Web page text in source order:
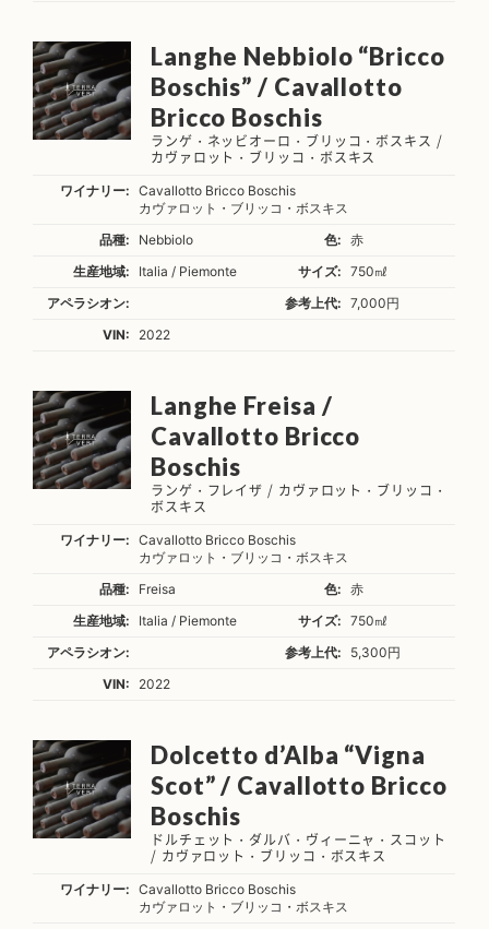
Langhe Nebbiolo “Bricco
Boschis” / Cavallotto
Bricco Boschis
ランゲ・ネッビオーロ・ブリッコ・ボスキス /
カヴァロット・ブリッコ・ボスキス
ワイナリー:
Cavallotto Bricco Boschis
カヴァロット・ブリッコ・ボスキス
品種:
Nebbiolo 色:
赤
生産地域:
Italia / Piemonte サイズ:
750㎖
アペラシオン:
参考上代:
7,000円
VIN:
2022
Langhe Freisa /
Cavallotto Bricco
Boschis
ランゲ・フレイザ / カヴァロット・ブリッコ・
ボスキス
ワイナリー:
Cavallotto Bricco Boschis
カヴァロット・ブリッコ・ボスキス
品種:
Freisa 色:
赤
生産地域:
Italia / Piemonte サイズ:
750㎖
アペラシオン:
参考上代:
5,300円
VIN:
2022
Dolcetto d’Alba “Vigna
Scot” / Cavallotto Bricco
Boschis
ドルチェット・ダルバ・ヴィーニャ・スコット
/ カヴァロット・ブリッコ・ボスキス
ワイナリー:
Cavallotto Bricco Boschis
カヴァロット・ブリッコ・ボスキス